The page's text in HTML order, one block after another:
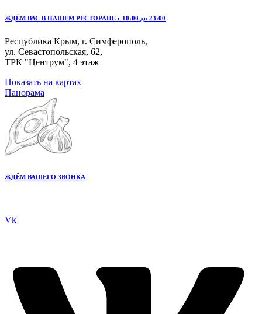
ЖДЁМ ВАС В НАШЕМ РЕСТОРАНЕ с 10:00 до 23:00
Республика Крым, г. Симферополь,
ул. Севастопольская, 62,
ТРК "Центрум", 4 этаж
Показать на картах
Панорама
ЖДЁМ ВАШЕГО ЗВОНКА
Vk